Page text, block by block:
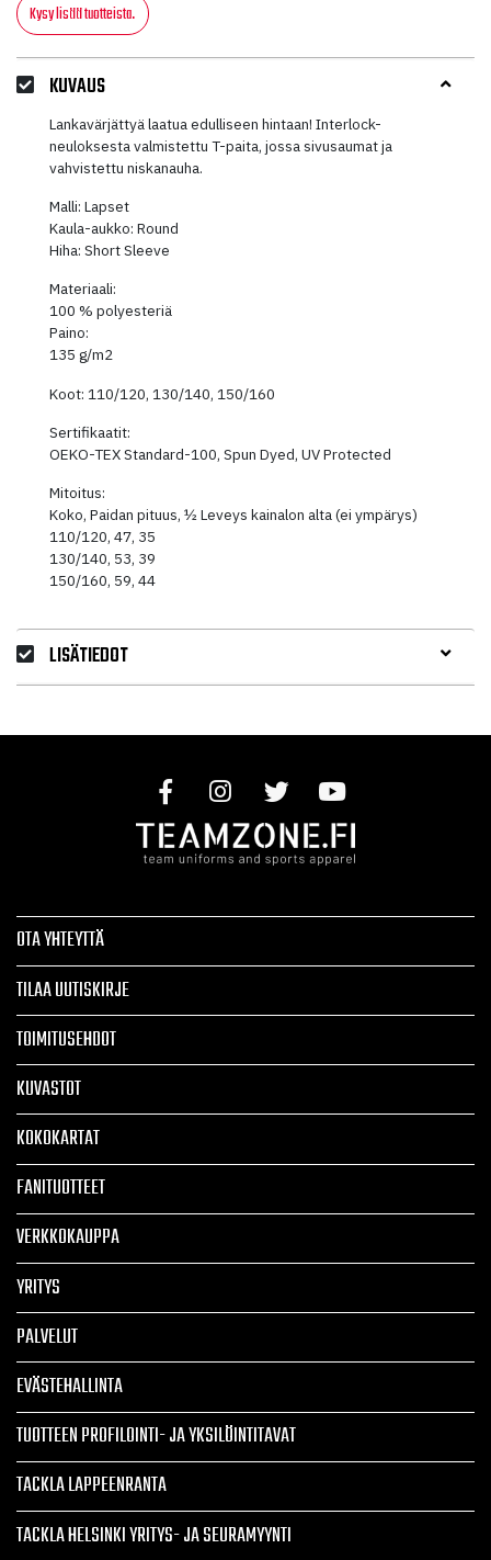
Kysy lisää tuotteista.
KUVAUS
Lankavärjättyä laatua edulliseen hintaan! Interlock-
neuloksesta valmistettu T-paita, jossa sivusaumat ja
vahvistettu niskanauha.
Malli: Lapset
Kaula-aukko: Round
Hiha: Short Sleeve
Materiaali:
100 % polyesteriä
Paino:
135 g/m2
Koot: 110/120, 130/140, 150/160
Sertifikaatit:
OEKO-TEX Standard-100, Spun Dyed, UV Protected
Mitoitus:
Koko, Paidan pituus, ½ Leveys kainalon alta (ei ympärys)
110/120, 47, 35
130/140, 53, 39
150/160, 59, 44
LISÄTIEDOT
OTA YHTEYTTÄ
TILAA UUTISKIRJE
TOIMITUSEHDOT
KUVASTOT
KOKOKARTAT
FANITUOTTEET
VERKKOKAUPPA
YRITYS
PALVELUT
EVÄSTEHALLINTA
TUOTTEEN PROFILOINTI- JA YKSILÖINTITAVAT
TACKLA LAPPEENRANTA
TACKLA HELSINKI YRITYS- JA SEURAMYYNTI